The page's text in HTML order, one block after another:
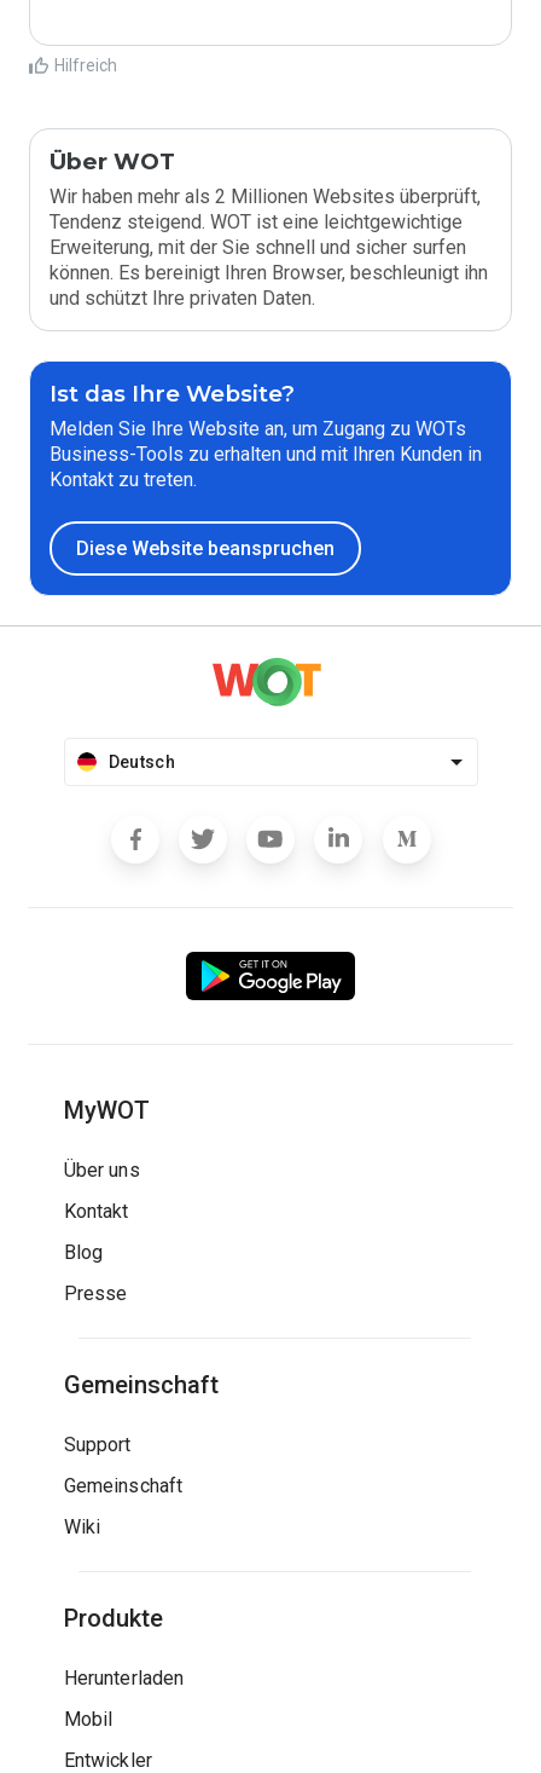
Hilfreich
Über WOT
Wir haben mehr als 2 Millionen Websites überprüft,
Tendenz steigend. WOT ist eine leichtgewichtige
Erweiterung, mit der Sie schnell und sicher surfen
können. Es bereinigt Ihren Browser, beschleunigt ihn
und schützt Ihre privaten Daten.
Ist das Ihre Website?
Melden Sie Ihre Website an, um Zugang zu WOTs
Business-Tools zu erhalten und mit Ihren Kunden in
Kontakt zu treten.
Diese Website beanspruchen
Deutsch
MyWOT
Über uns
Kontakt
Blog
Presse
Gemeinschaft
Support
Gemeinschaft
Wiki
Produkte
Herunterladen
Mobil
Entwickler